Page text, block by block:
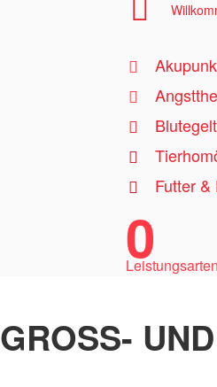
Futter &
0
Leistungsarten
UND